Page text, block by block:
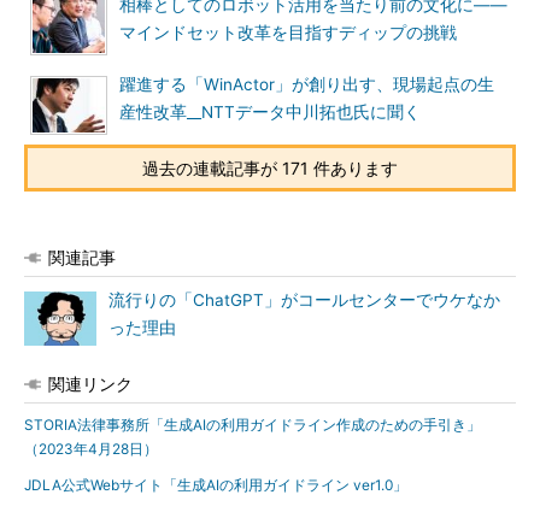
相棒としてのロボット活用を当たり前の文化に――
マインドセット改革を目指すディップの挑戦
躍進する「WinActor」が創り出す、現場起点の生
産性改革__NTTデータ中川拓也氏に聞く
過去の連載記事が 171 件あります
関連記事
流行りの「ChatGPT」がコールセンターでウケなか
った理由
関連リンク
STORIA法律事務所「生成AIの利用ガイドライン作成のための手引き」
（2023年4月28日）
JDLA公式Webサイト「生成AIの利用ガイドライン ver1.0」